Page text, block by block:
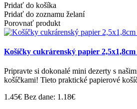
Pridať do košíka
Pridať do zoznamu želaní
Porovnať produkt
Košíčky cukrárenský papier 2,5x1,8cm
Pripravte si dokonalé mini dezerty s
košíčkami! Tieto praktické papierové
1.45€ Bez dane: 1.18€